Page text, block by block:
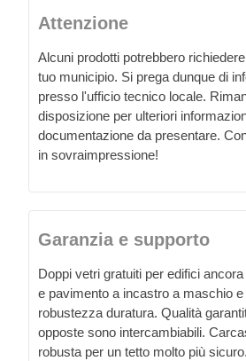
Attenzione
Alcuni prodotti potrebbero
tuo municipio. Si prega dunque di
presso l'ufficio tecnico locale.
disposizione per ulteriori
documentazione da presentare.
in sovraimpressione!
Garanzia e supporto
Doppi vetri gratuiti per edifici
e pavimento a incastro a maschio
robustezza duratura. Qualità
opposte sono intercambiabili.
robusta per un tetto molto più